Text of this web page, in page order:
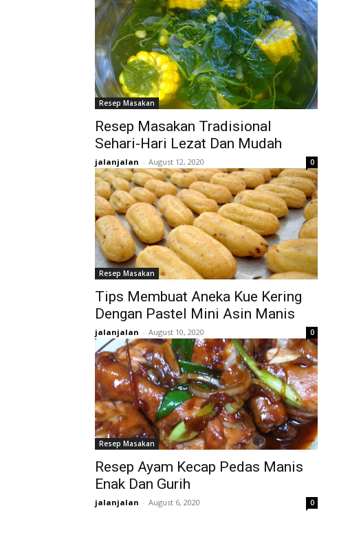
Resep Masakan
Resep Masakan Tradisional
Sehari-Hari Lezat Dan Mudah
jalanjalan - August 12, 2020 0
Resep Masakan
Tips Membuat Aneka Kue Kering
Dengan Pastel Mini Asin Manis
jalanjalan - August 10, 2020 0
Resep Masakan
Resep Ayam Kecap Pedas Manis
Enak Dan Gurih
jalanjalan - August 6, 2020 0